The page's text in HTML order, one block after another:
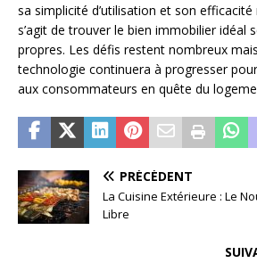
sa simplicité d’utilisation et son efficacité
s’agit de trouver le bien immobilier idéal
propres. Les défis restent nombreux
technologie continuera à progresser
aux consommateurs en quête du
PRÉCÉDENT
La Cuisine Extérieure : Le
Libre